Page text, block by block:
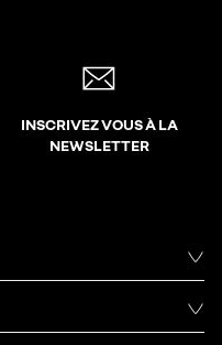
INSCRIVEZ VOUS À LA
NEWSLETTER